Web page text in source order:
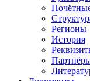
Регионы
История